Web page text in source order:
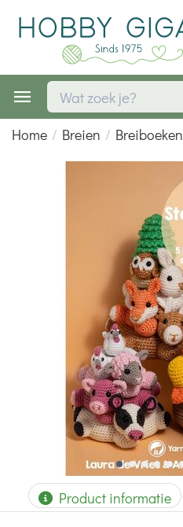
Home / Breien / Breiboeken
Product informatie